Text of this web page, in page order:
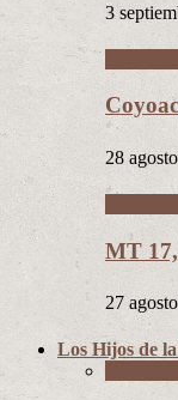
3
28
MT
27
Los Hijos de